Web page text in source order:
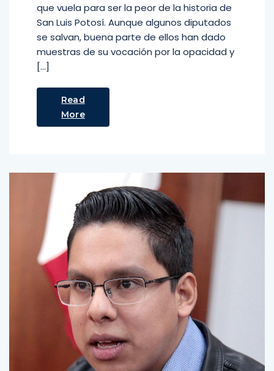
que vuela para ser la peor de la historia de
San Luis Potosí. Aunque algunos diputados
se salvan, buena parte de ellos han dado
muestras de su vocación por la opacidad y
[…]
Read
More